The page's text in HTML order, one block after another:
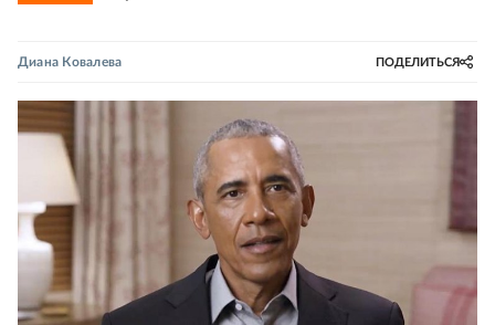
Диана Ковалева ПОДЕЛИТЬСЯ